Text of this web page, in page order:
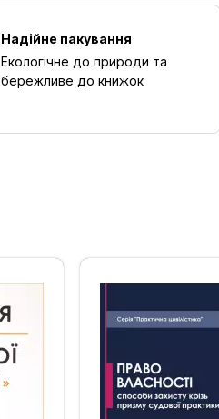
Надійне пакування
Екологічне до природи та
бережливе до книжок